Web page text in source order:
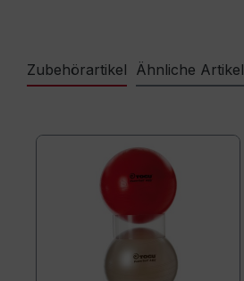
Zubehörartikel Ähnliche Artikel